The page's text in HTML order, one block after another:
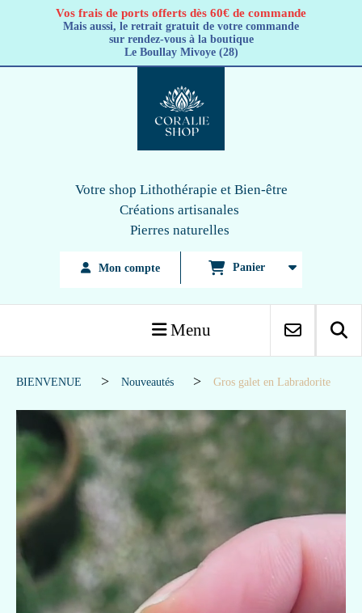
Vos frais de ports offerts dès 60€ de commande
Mais aussi, le retrait gratuit de votre commande
sur rendez-vous à la boutique
Le Boullay Mivoye (28)
Votre shop Lithothérapie et Bien-être
Créations artisanales
Pierres naturelles
Mon compte Panier
Menu
BIENVENUE Nouveautés Gros galet en Labradorite
Panneau de gestion des cookies